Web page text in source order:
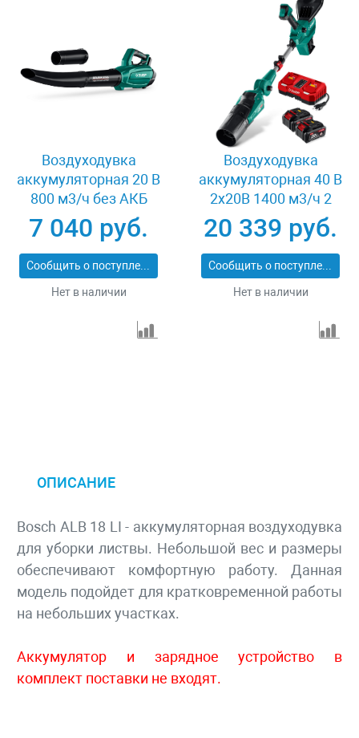
Воздуходувка
аккумуляторная 20 В
800 м3/ч без АКБ
(LMS) Зубр ВА-800
7 040 руб.
Сообщить о поступлении
Нет в наличии
Воздуходувка
аккумуляторная 40 В
2x20В 1400 м3/ч 2
АКБ LMS 4 Ач Зубр
ВА-1400-42
20 339 руб.
Сообщить о поступлении
Нет в наличии
ОПИСАНИЕ
Bosch ALB 18 LI - аккумуляторная воздуходувка
для уборки листвы. Небольшой вес и размеры
обеспечивают комфортную работу. Данная
модель подойдет для кратковременной работы
на небольших участках.
Аккумулятор и зарядное устройство в
комплект поставки не входят.